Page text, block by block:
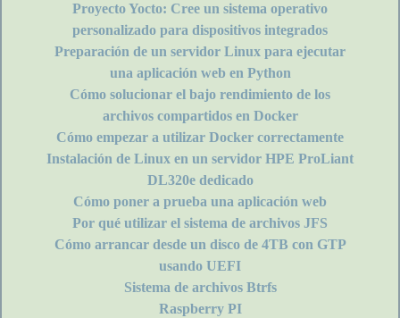
Proyecto Yocto: Cree un sistema operativo
personalizado para dispositivos integrados
Preparación de un servidor Linux para ejecutar
una aplicación web en Python
Cómo solucionar el bajo rendimiento de los
archivos compartidos en Docker
Cómo empezar a utilizar Docker correctamente
Instalación de Linux en un servidor HPE ProLiant
DL320e dedicado
Cómo poner a prueba una aplicación web
Por qué utilizar el sistema de archivos JFS
Cómo arrancar desde un disco de 4TB con GTP
usando UEFI
Sistema de archivos Btrfs
Raspberry PI